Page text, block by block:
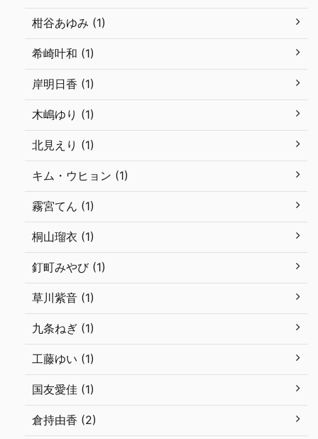
柑谷あゆみ (1)
希崎叶和 (1)
岸明日香 (1)
木嶋ゆり (1)
北見えり (1)
キム・ウヒョン (1)
霧宮てん (1)
桐山瑠衣 (1)
釘町みやび (1)
草川紫音 (1)
九条ねぎ (1)
工藤ゆい (1)
国友愛佳 (1)
倉持由香 (2)